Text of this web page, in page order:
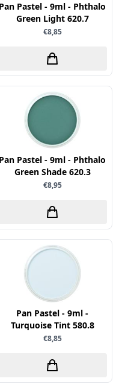
Pan Pastel - 9ml - Phthalo
Green Light 620.7
€8,85
Pan Pastel - 9ml - Phthalo
Green Shade 620.3
€8,95
Pan Pastel - 9ml -
Turquoise Tint 580.8
€8,85